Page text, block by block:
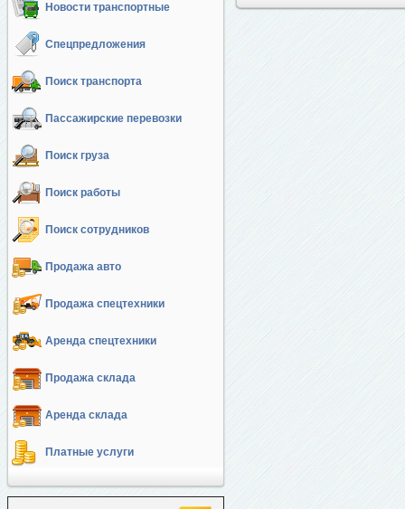
Новости транспортные
Спецпредложения
Поиск транспорта
Пассажирские перевозки
Поиск груза
Поиск работы
Поиск сотрудников
Продажа авто
Продажа спецтехники
Аренда спецтехники
Продажа склада
Аренда склада
Платные услуги